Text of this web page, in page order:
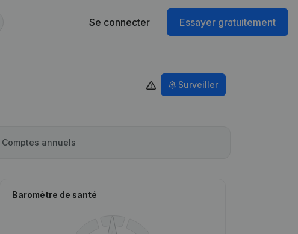
Se connecter Essayer gratuitement
Surveiller
Comptes annuels
Baromètre de santé